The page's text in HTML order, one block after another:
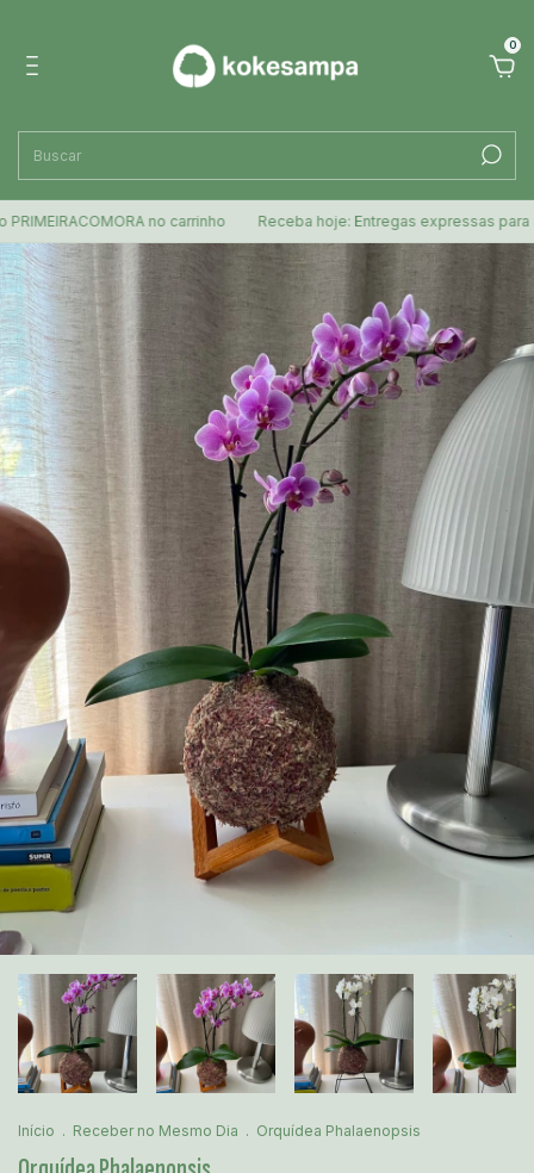
0
no carrinho Receba hoje: Entregas expressas para SP
Início . Receber no Mesmo Dia . Orquídea Phalaenopsis